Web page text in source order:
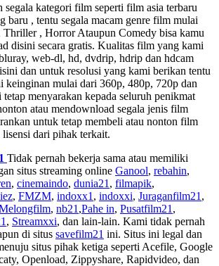
segala kategori film seperti film asia terbaru
baru , tentu segala macam genre film mulai
, Horror Ataupun Comedy bisa kamu
disini secara gratis. Kualitas film yang kami
web-dl, hd, dvdrip, hdrip dan hdcam
dan untuk resolusi yang kami berikan tentu
keinginan mulai dari 360p, 480p, 720p dan
menyarakan kepada seluruh penikmat
atau mendownload segala jenis film
untuk tetap membeli atau nonton film
dari pihak terkait.
Tidak pernah bekerja sama atau memiliki
situs streaming online Ganool, rebahin,
, cinemaindo, dunia21 , filmapik,
, FMZM, indoxx1 , indoxxi, Juraganfilm21 ,
, nb21 ,Pahe in, Pusatfilm21 ,
, Streamxxi, dan lain-lain. Kami tidak pernah
di situs savefilm21 ini. Situs ini legal dan
situs pihak ketiga seperti Acefile, Google
Openload, Zippyshare, Rapidvideo, dan